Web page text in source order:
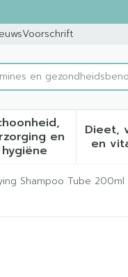
Voorschrift
categorie...
en
en
hygiëneToon submenu
Dieet,
en
Shampoo Tube 200ml